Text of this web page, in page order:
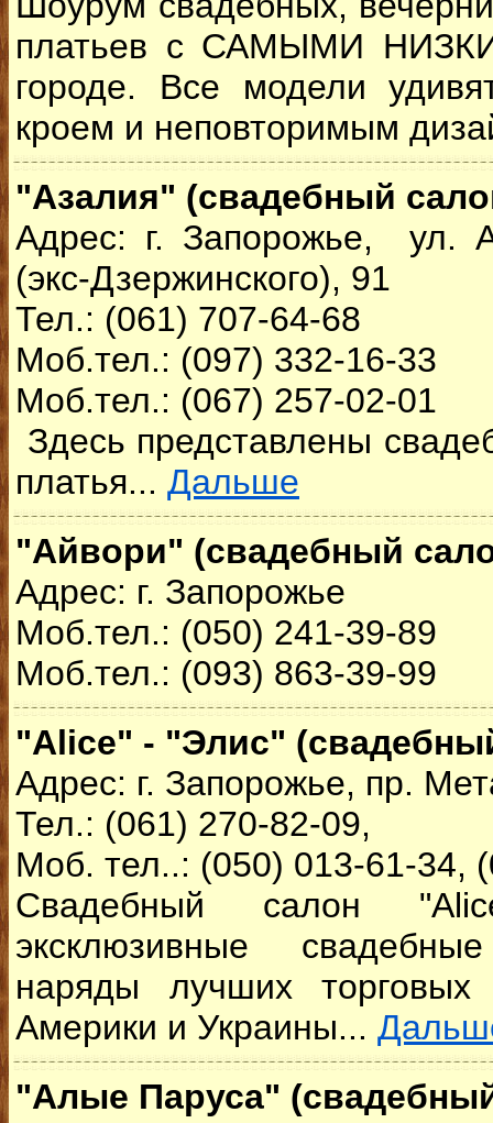
платьев с САМЫМИ
городе. Все модели
кроем и неповторимым
"Азалия" (свадебный
Адрес: г. Запорожье, ул.
(экс-Дзержинского), 91
Тел.: (061) 707-64-68
Моб.тел.: (097) 332-16-33
Моб.тел.: (067) 257-02-01
Здесь представлены
платья... Дальше
"Айвори" (свадебный
Адрес: г. Запорожье
Моб.тел.: (050) 241-39-89
Моб.тел.: (093) 863-39-99
"Alice" - "Элис"
Адрес: г. Запорожье, пр.
Тел.: (061) 270-82-09,
Моб. тел..: (050) 013-61-34,
Свадебный салон
эксклюзивные
наряды лучших
Америки и Украины...
"Алые Паруса"